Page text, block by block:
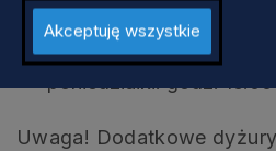
Pogotowia Ratunkowego,
godziny otarcia:
Uwaga! Dodatkowe
Akceptuję wszystkie